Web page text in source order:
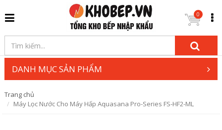
0
DANH MỤC SẢN PHẨM
Trang chủ
Máy Lọc Nước Cho Máy Hấp Aquasana Pro-Series FS-HF2-ML